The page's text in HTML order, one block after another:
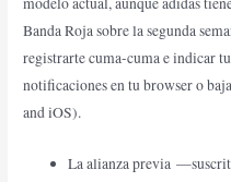
Banda Roja sobre la segunda
registrarte cuma-cuma e indicar
notificaciones en tu browser o
and iOS).
La alianza previa